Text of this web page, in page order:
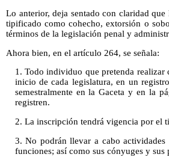
Lo anterior, deja sentado con claridad
tipificado como cohecho, extorsión o
términos de la legislación penal y
Ahora bien, en el artículo 264, se señala:
1. Todo individuo que pretenda realizar
inicio de cada legislatura, en un
semestralmente en la Gaceta y en la
registren.
2. La inscripción tendrá vigencia por el
3. No podrán llevar a cabo
funciones; así como sus cónyuges y